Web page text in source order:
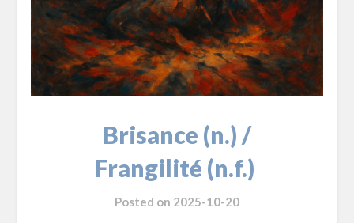
Brisance (n.) /
Frangilité (n.f.)
Posted on 2025-10-20